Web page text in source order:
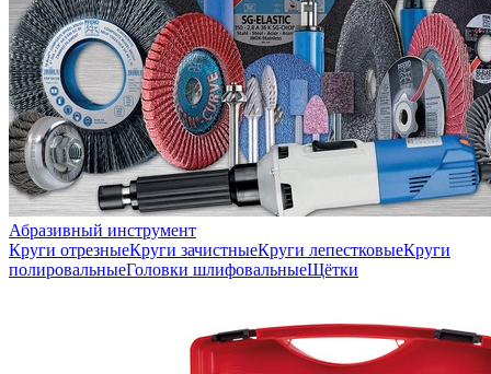
Абразивный инструмент
Круги отрезныеКруги зачистныеКруги лепестковыеКруги
полировальныеГоловки шлифовальныеЩётки